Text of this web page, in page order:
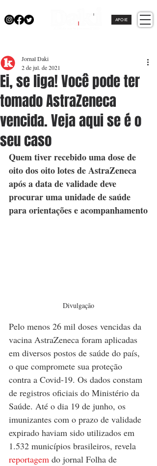
APOIE
Ei, se liga! Você pode ter
tomado AstraZeneca
vencida. Veja aqui se é o
seu caso
Jornal Daki
2 de jul. de 2021
Quem tiver recebido uma dose de
oito dos oito lotes de AstraZeneca
após a data de validade deve
procurar uma unidade de saúde
para orientações e acompanhamento
Divulgação
Pelo menos 26 mil doses vencidas da
vacina AstraZeneca foram aplicadas
em diversos postos de saúde do país,
o que compromete sua proteção
contra a Covid-19. Os dados constam
de registros oficiais do Ministério da
Saúde. Até o dia 19 de junho, os
imunizantes com o prazo de validade
expirado haviam sido utilizados em
1.532 municípios brasileiros, revela
reportagem do jornal Folha de